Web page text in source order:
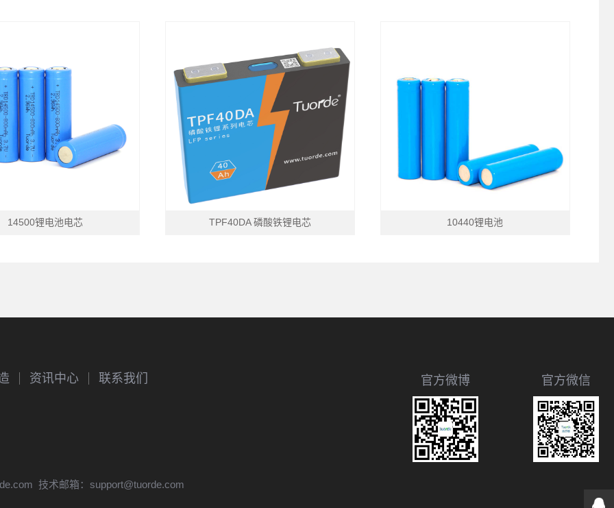
14500锂电池电芯 TPF40DA 磷酸铁锂电芯 10440锂电池
资讯中心 联系我们
技术邮箱： support@tuorde.com
官方微博 官方微信